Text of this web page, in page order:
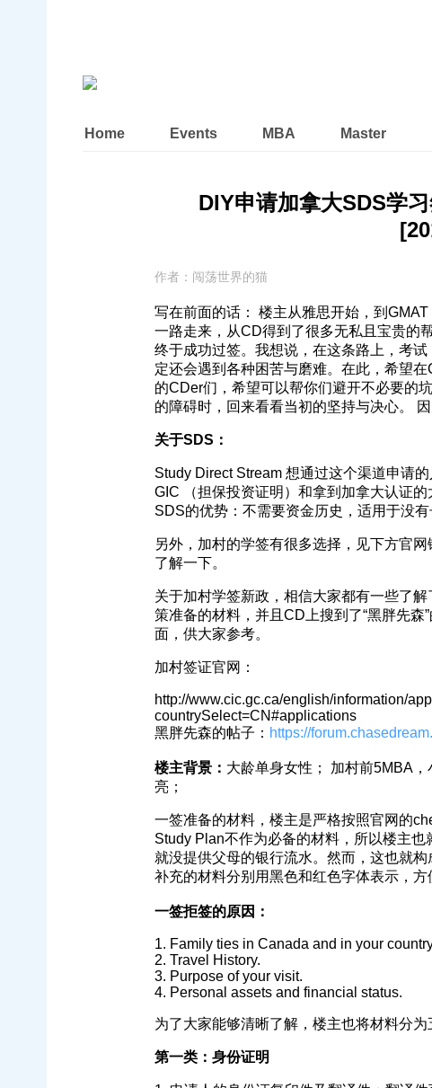
Home Events MBA Master
DIY申请加拿大SDS学
作者： 闯荡世界的猫
写在前面的话： 楼主从雅思开始，到
一路走来，从CD得到了很多无私且宝贵的
终于成功过签。我想说，在这条路上，考
定还会遇到各种困苦与磨难。在此，希望
的CDer们，希望可以帮你们避开不必要的
的障碍时，回来看看当初的坚持与决心。
关于SDS：
Study Direct Stream 想通过这个渠道申请
GIC （担保投资证明）和拿到加拿大认证的
SDS的优势：不需要资金历史，适用于没
另外，加村的学签有很多选择，见下方官
了解一下。
关于加村学签新政，相信大家都有一些了
策准备的材料，并且CD上搜到了“黑胖先
面，供大家参考。
加村签证官网：
http://www.cic.gc.ca/english/information/
countrySelect=CN#applications
黑胖先森的帖子： https://
楼主背景： 大龄单身女性； 加村前5MBA
亮；
一签准备的材料，楼主是严格按照官网的
Study Plan不作为必备的材料，所以楼主
就没提供父母的银行流水。然而，这也就
补充的材料分别用黑色和红色字体表示，方
一签拒签的原因：
1. Family ties in Canada and in your
2. Travel History.
3. Purpose of your visit.
4. Personal assets and financial status.
为了大家能够清晰了解，楼主也将材料分为
第一类：身份证明